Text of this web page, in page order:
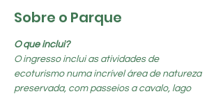
Sobre o Parque
O que inclui?
O ingresso inclui as atividades de
ecoturismo numa incrível área de natureza
preservada, com passeios a cavalo, lago